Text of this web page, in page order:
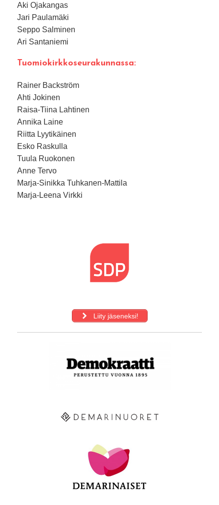
Aki Ojakangas
Jari Paulamäki
Seppo Salminen
Ari Santaniemi
Tuomiokirkkoseurakunnassa:
Rainer Backström
Ahti Jokinen
Raisa-Tiina Lahtinen
Annika Laine
Riitta Lyytikäinen
Esko Raskulla
Tuula Ruokonen
Anne Tervo
Marja-Sinikka Tuhkanen-Mattila
Marja-Leena Virkki
Liity jäseneksi!